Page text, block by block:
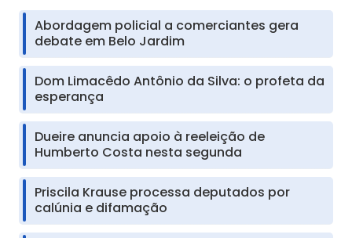
Abordagem policial a comerciantes gera
debate em Belo Jardim
Dom Limacêdo Antônio da Silva: o profeta da
esperança
Dueire anuncia apoio à reeleição de
Humberto Costa nesta segunda
Priscila Krause processa deputados por
calúnia e difamação